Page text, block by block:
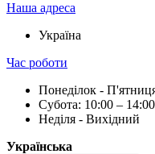
Наша адреса
Українa
Час роботи
Понеділок -
Субота: 10:00 – 14:00
Неділя - Вихідний
Українська